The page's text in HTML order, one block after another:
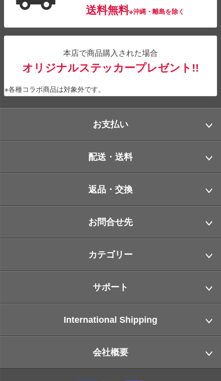
送料無料※沖縄・離島を除く
本店で商品購入された場合
オリジナルステッカープレゼント!!
※各種コラボ商品は対象外です。
お支払い
配送・送料
返品・交換
お問合せ先
カテゴリー
サポート
International Shipping
会社概要